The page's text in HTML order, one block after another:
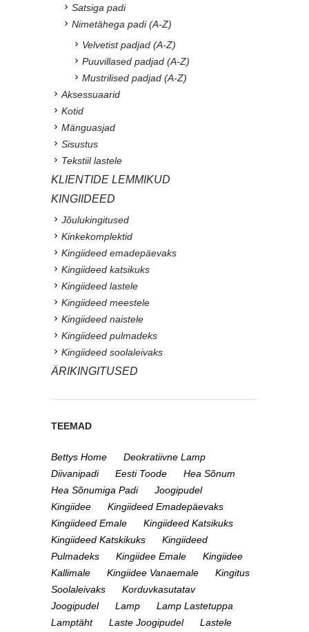
Satsiga padi
Nimetähega padi (A-Z)
Velvetist padjad (A-Z)
Puuvillased padjad (A-Z)
Mustrilised padjad (A-Z)
Aksessuaarid
Kotid
Mänguasjad
Sisustus
Tekstiil lastele
KLIENTIDE LEMMIKUD
KINGIIDEED
Jõulukingitused
Kinkekomplektid
Kingiideed emadepäevaks
Kingiideed katsikuks
Kingiideed lastele
Kingiideed meestele
Kingiideed naistele
Kingiideed pulmadeks
Kingiideed soolaleivaks
ÄRIKINGITUSED
TEEMAD
Bettys Home
Deokratiivne Lamp
Diivanipadi
Eesti Toode
Hea Sõnum
Hea Sõnumiga Padi
Joogipudel
Kingiidee
Kingiideed Emadepäevaks
Kingiideed Emale
Kingiideed Katsikuks
Kingiideed Katskikuks
Kingiideed
Pulmadeks
Kingiidee Emale
Kingiidee
Kallimale
Kingiidee Vanaemale
Kingitus
Soolaleivaks
Korduvkasutatav
Joogipudel
Lamp
Lamp Lastetuppa
Lamptäht
Laste Joogipudel
Lastele